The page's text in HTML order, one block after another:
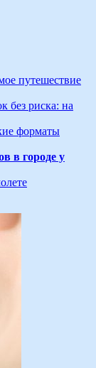
путешествие
без риска: на
форматы
в городе у